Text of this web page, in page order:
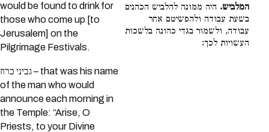
would be found to drink for
those who come up [to
Jerusalem] on the
Pilgrimage Festivals.
גביני כרוז – that was his name
of the man who would
announce each morning in
the Temple: “Arise, O
Priests, to your Divine
המלביש. היה ממונה להלביש הכהנים
בשעת עבודה ולהפשיטם אחר
עבודה, ולשמור בגדי כהונה בלשכות
העשויות לכך: